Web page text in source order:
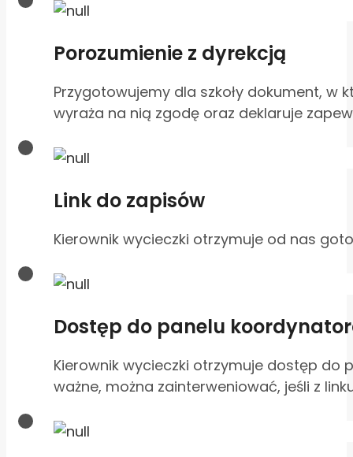
Porozumienie z dyrekcją
Przygotowujemy dla szkoły dokument, w
wyraża na nią zgodę oraz deklaruje
Link do zapisów
Kierownik wycieczki otrzymuje od nas
Dostęp do panelu
Kierownik wycieczki otrzymuje dostęp do
ważne, można zainterweniować, jeśli z